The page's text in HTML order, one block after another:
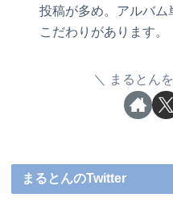
投稿が多め。アルバム
こだわりがあります。
まるとん
まるとんのTwitter